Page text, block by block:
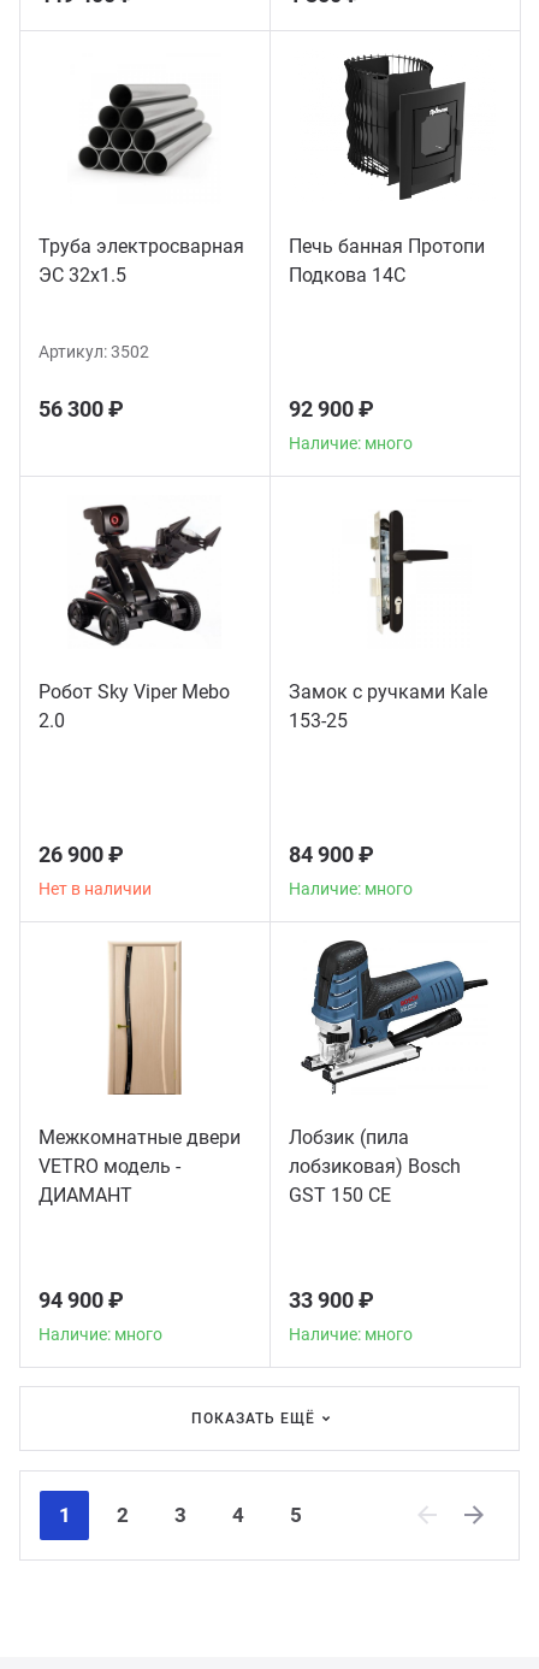
Труба электросварная
ЭС 32x1.5
Артикул:3502
56 300 ₽
Печь банная Протопи
Подкова 14С
92 900 ₽
Наличие: много
Робот Sky Viper Mebo
2.0
26 900 ₽
Нет в наличии
Замок с ручками Kale
153-25
84 900 ₽
Наличие: много
Межкомнатные двери
VETRO модель -
ДИАМАНТ
94 900 ₽
Наличие: много
Лобзик (пила
лобзиковая) Bosch
GST 150 CE
33 900 ₽
Наличие: много
ПОКАЗАТЬ ЕЩЁ
1 2 3 4
5